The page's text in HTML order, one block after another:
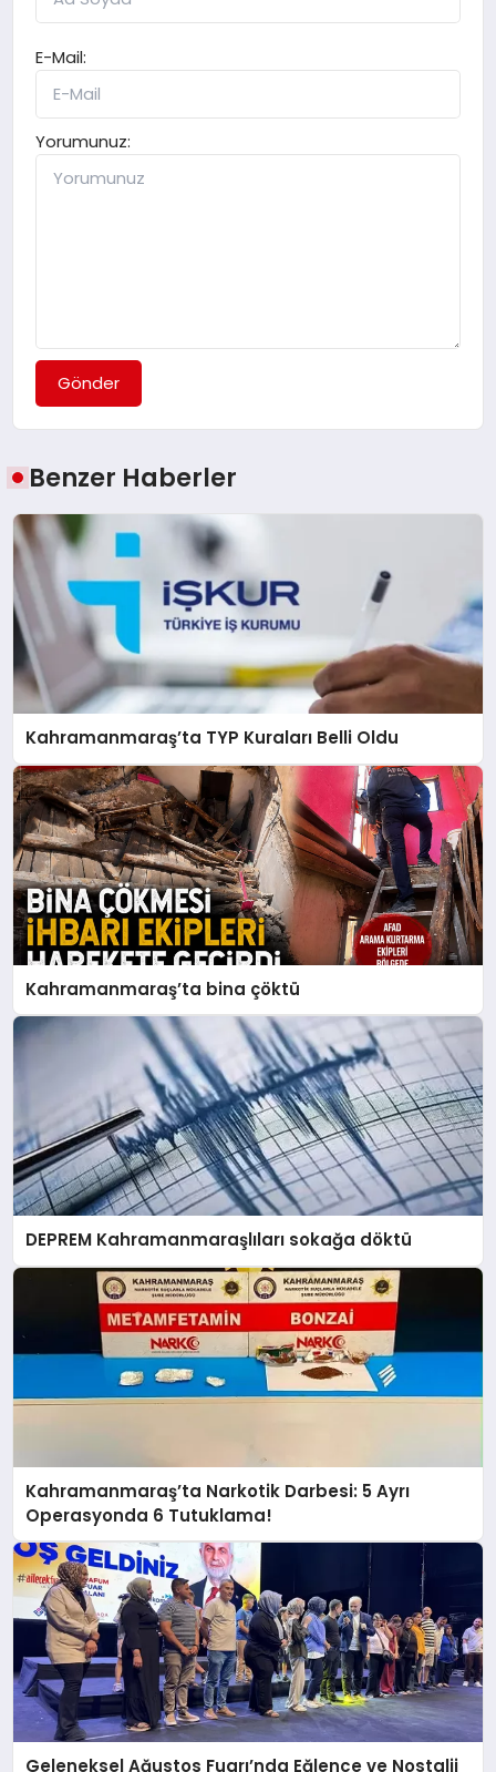
E-Mail:
Yorumunuz:
Gönder
Benzer Haberler
Kahramanmaraş’ta TYP Kuraları Belli Oldu
Kahramanmaraş’ta bina çöktü
DEPREM Kahramanmaraşlıları sokağa döktü
Kahramanmaraş’ta Narkotik Darbesi: 5 Ayrı
Operasyonda 6 Tutuklama!
Geleneksel Ağustos Fuarı’nda Eğlence ve Nostalji